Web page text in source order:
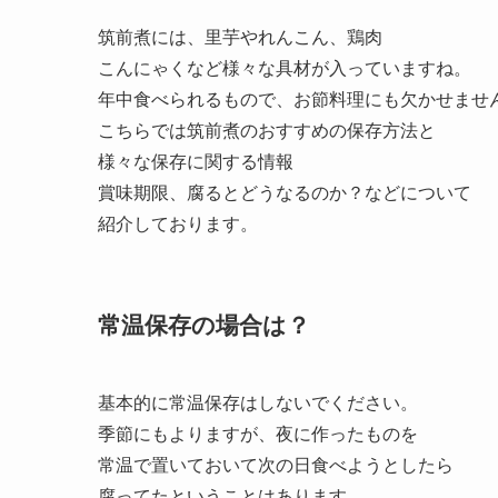
筑前煮には、里芋やれんこん、鶏肉
こんにゃくなど様々な具材が入っていますね。
年中食べられるもので、お節料理にも欠かせませ
こちらでは筑前煮のおすすめの保存方法と
様々な保存に関する情報
賞味期限、腐るとどうなるのか？などについて
紹介しております。
常温保存の場合は？
基本的に常温保存はしないでください。
季節にもよりますが、夜に作ったものを
常温で置いておいて次の日食べようとしたら